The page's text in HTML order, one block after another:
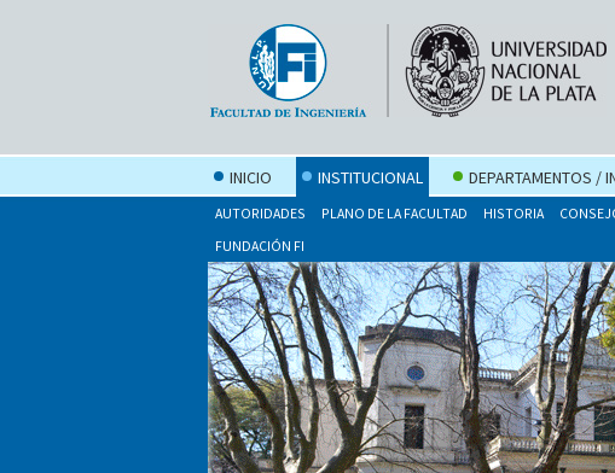
INICIO INSTITUCIONAL DEPARTAMENTOS /
AUTORIDADES PLANO DE LA FACULTAD HISTORIA
FUNDACIÓN FI